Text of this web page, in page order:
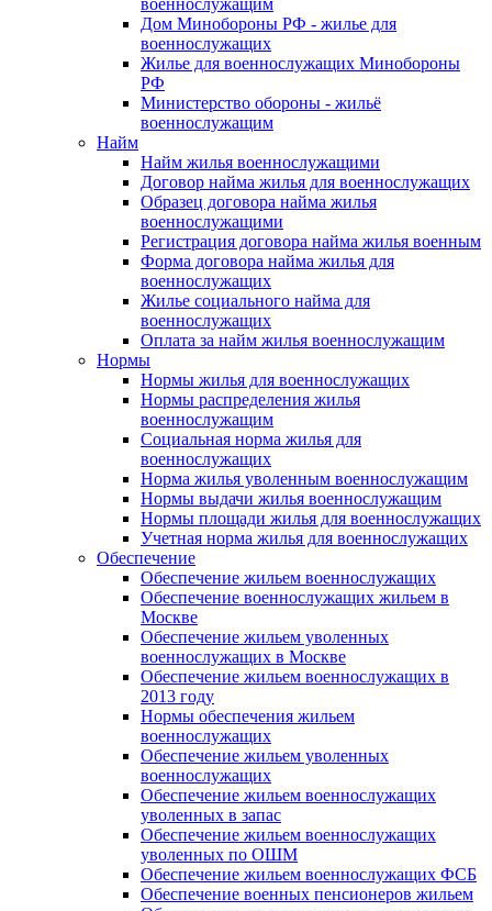
военнослужащим
Дом Минобороны РФ - жилье для
военнослужащих
Жилье для военнослужащих Минобороны
РФ
Министерство обороны - жильё
военнослужащим
Найм
Найм жилья военнослужащими
Договор найма жилья для военнослужащих
Образец договора найма жилья
военнослужащими
Регистрация договора найма жилья военным
Форма договора найма жилья для
военнослужащих
Жилье социального найма для
военнослужащих
Оплата за найм жилья военнослужащим
Нормы
Нормы жилья для военнослужащих
Нормы распределения жилья
военнослужащим
Социальная норма жилья для
военнослужащих
Норма жилья уволенным военнослужащим
Нормы выдачи жилья военнослужащим
Нормы площади жилья для военнослужащих
Учетная норма жилья для военнослужащих
Обеспечение
Обеспечение жильем военнослужащих
Обеспечение военнослужащих жильем в
Москве
Обеспечение жильем уволенных
военнослужащих в Москве
Обеспечение жильем военнослужащих в
2013 году
Нормы обеспечения жильем
военнослужащих
Обеспечение жильем уволенных
военнослужащих
Обеспечение жильем военнослужащих
уволенных в запас
Обеспечение жильем военнослужащих
уволенных по ОШМ
Обеспечение жильем военнослужащих ФСБ
Обеспечение военных пенсионеров жильем